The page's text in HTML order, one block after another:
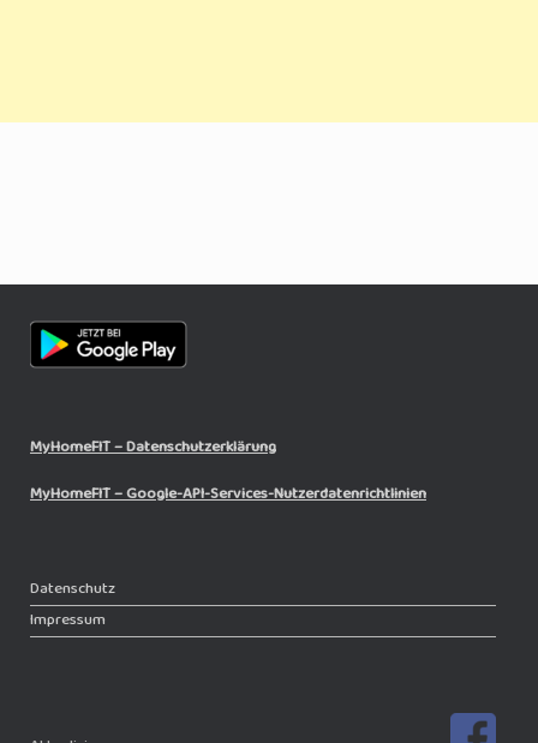
MyHomeFIT – Datenschutzerklärung
MyHomeFIT – Google-API-Services-Nutzerdatenrichtlinien
Datenschutz
Impressum